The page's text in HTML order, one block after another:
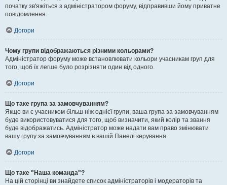
початку зв'яжіться з адміністратором форуму, відправивши йому приватне
повідомлення.
Догори
Чому групи відображаються різними кольорами?
Адміністратор форуму може встановлювати кольори учасникам груп для
того, щоб їх легше було розрізняти один від одного.
Догори
Що таке група за замовчуванням?
Якщо ви є учасником більш ніж однієї групи, ваша група за замовчуванням
буде використовуватися для того, щоб визначити, який колір та звання
буде відображатись. Адміністратор може надати вам право змінювати
вашу групу за замовчуванням в вашій Панелі керування.
Догори
Що таке "Наша команда"?
На цій сторінці ви знайдете список адміністраторів і модераторів та